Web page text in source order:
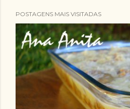
POSTAGENS MAIS VISITADAS